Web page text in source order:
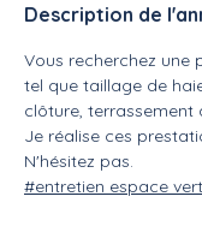
Description de
Vous recherchez une
tel que taillage de
clôture, terrassement
Je réalise ces
N'hésitez pas.
#entretien espace vert